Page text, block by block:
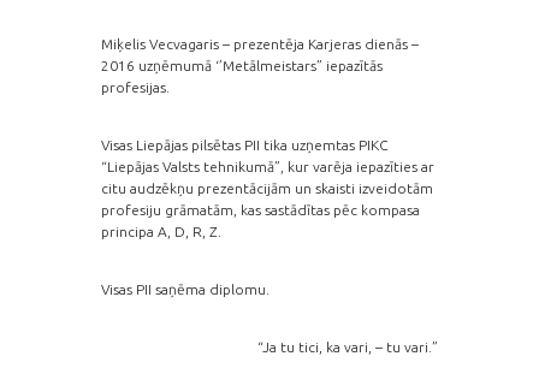
Miķelis Vecvagaris – prezentēja Karjeras dienās –
2016 uzņēmumā ‘’Metālmeistars” iepazītās
profesijas.
Visas Liepājas pilsētas PII tika uzņemtas PIKC
“Liepājas Valsts tehnikumā”, kur varēja iepazīties ar
citu audzēkņu prezentācijām un skaisti izveidotām
profesiju grāmatām, kas sastādītas pēc kompasa
principa A, D, R, Z.
Visas PII saņēma diplomu.
“Ja tu tici, ka vari, – tu vari.”